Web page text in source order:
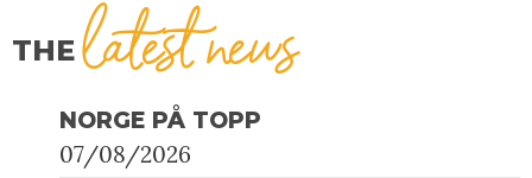
THElatest news
NORGE PÅ TOPP
07/08/2026